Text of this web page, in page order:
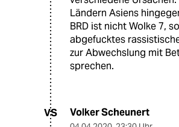
Ländern Asiens
BRD ist nicht Wolke 7,
abgefucktes
zur Abwechslung mit
sprechen.
VS Volker Scheunert